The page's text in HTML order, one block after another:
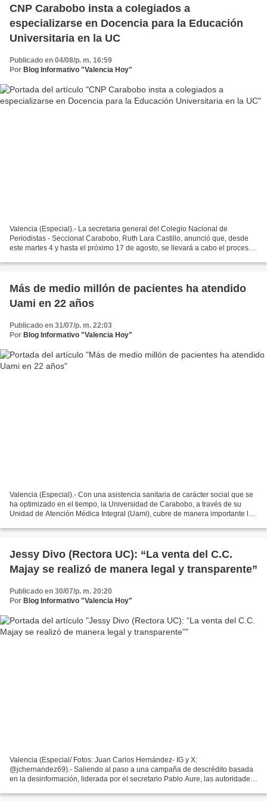
CNP Carabobo insta a colegiados a
especializarse en Docencia para la Educación
Universitaria en la UC
Publicado en 04/08/p. m. 16:59
Por Blog Informativo "Valencia Hoy"
Valencia (Especial).- La secretaria general del Colegio Nacional de
Periodistas - Seccional Carabobo, Ruth Lara Castillo, anunció que, desde
este martes 4 y hasta el próximo 17 de agosto, se llevará a cabo el proceso
Más de medio millón de pacientes ha atendido
Uami en 22 años
Publicado en 31/07/p. m. 22:03
Por Blog Informativo "Valencia Hoy"
Valencia (Especial).- Con una asistencia sanitaria de carácter social que se
ha optimizado en el tiempo, la Universidad de Carabobo, a través de su
Unidad de Atención Médica Integral (Uami), cubre de manera importante las
Jessy Divo (Rectora UC): “La venta del C.C.
Majay se realizó de manera legal y transparente”
Publicado en 30/07/p. m. 20:20
Por Blog Informativo "Valencia Hoy"
Valencia (Especial/ Fotos: Juan Carlos Hernández- IG y X:
@jchernandez69).- Saliendo al paso a una campaña de descrédito basada
en la desinformación, liderada por el secretario Pablo Aure, las autoridades